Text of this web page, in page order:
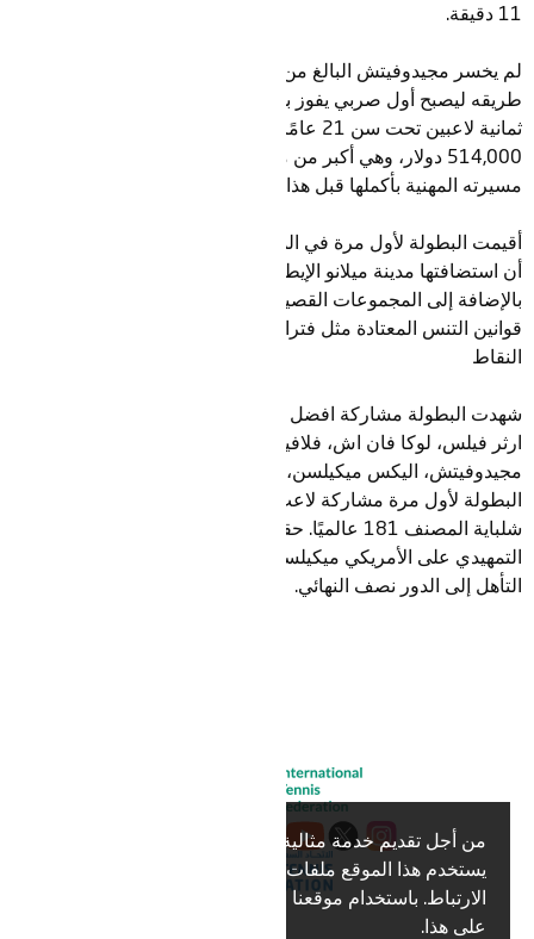
من أجل تقديم خدمة مثالية لك،
يستخدم هذا الموقع ملفات تعريف
الارتباط. باستخدام موقعنا فإنك توافق
على هذا.
11 دقيقة.
طريقه ليصبح أول صربي يفوز بهذه البطولة المخصصة لأفضل
ثمانية لاعبين تحت سن 21 عامًا، كما حصل على جائزة مالية قدرها
514,000 دولار، وهي أكبر من مجموع الجوائز التي حصل عليها في
مسيرته المهنية بأكملها قبل هذا الاسبوع.
أقيمت البطولة لأول مرة في المملكة العربية السعودية، وذلك بعد
بالإضافة إلى المجموعات القصيرة، شملت البطولة تغييرات على
قوانين التنس المعتادة مثل فترات راحة أقصر ووقت أقل بين بعض
النقاط
ارثر فيلس، لوكا فان اش، فلافيو كوبولي، لوكا ناردي، حمد
مجيدوفيتش، اليكس ميكيلسن، دومينيك ستريكر، كما شهدت
البطولة لأول مرة مشاركة لاعب عربي، وهو الأردني عبد الله
شلباية المصنف 181 عالميًا. حقق شلباية فوزًا واحدًا في الدور
التمهيدي على الأمريكي ميكيلسن، وكان على بعد مجموعتين من
التأهل إلى الدور نصف النهائي.